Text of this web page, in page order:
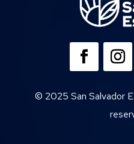
© 2025 San Salvador